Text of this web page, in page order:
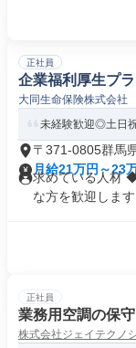
正社員
企業福利厚生プ
大同生命保険株式会社
未経験歓迎◎土日
〒371-0805群馬
月給21万円～23
求めている人材
な方を歓迎します
正社員
業務用空調の保
株式会社ジェイテクノ